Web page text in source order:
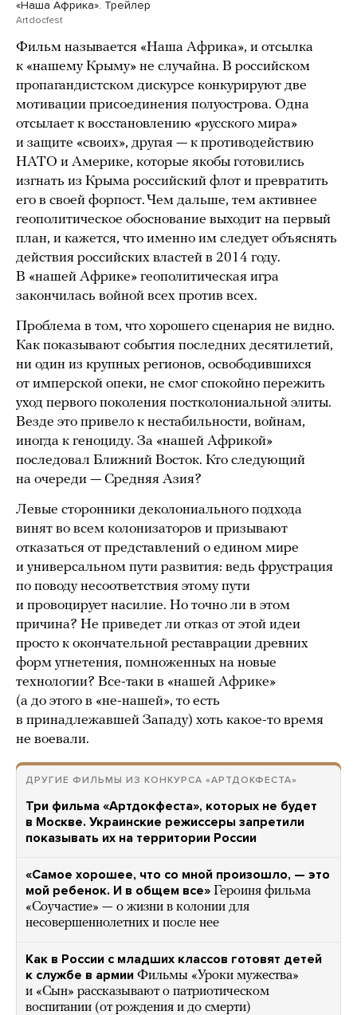
«Наша Африка». Трейлер
Artdocfest
Фильм называется «Наша Африка», и отсылка
к «нашему Крыму» не случайна. В российском
пропагандистском дискурсе конкурируют две
мотивации присоединения полуострова. Одна
отсылает к восстановлению «русского мира»
и защите «своих», другая — к противодействию
НАТО и Америке, которые якобы готовились
изгнать из Крыма российский флот и превратить
его в своей форпост. Чем дальше, тем активнее
геополитическое обоснование выходит на первый
план, и кажется, что именно им следует объяснять
действия российских властей в 2014 году.
В «нашей Африке» геополитическая игра
закончилась войной всех против всех.
Проблема в том, что хорошего сценария не видно.
Как показывают события последних десятилетий,
ни один из крупных регионов, освободившихся
от имперской опеки, не смог спокойно пережить
уход первого поколения постколониальной элиты.
Везде это привело к нестабильности, войнам,
иногда к геноциду. За «нашей Африкой»
последовал Ближний Восток. Кто следующий
на очереди — Средняя Азия?
Левые сторонники деколониального подхода
винят во всем колонизаторов и призывают
отказаться от представлений о едином мире
и универсальном пути развития: ведь фрустрация
по поводу несоответствия этому пути
и провоцирует насилие. Но точно ли в этом
причина? Не приведет ли отказ от этой идеи
просто к окончательной реставрации древних
форм угнетения, помноженных на новые
технологии? Все-таки в «нашей Африке»
(а до этого в «не-нашей», то есть
в принадлежавшей Западу) хоть какое-то время
не воевали.
ДРУГИЕ ФИЛЬМЫ ИЗ КОНКУРСА «АРТДОКФЕСТА»
Три фильма «Артдокфеста», которых не будет
в Москве. Украинские режиссеры запретили
показывать их на территории России
«Самое хорошее, что со мной произошло, — это
мой ребенок. И в общем все» Героиня фильма
«Соучастие» — о жизни в колонии для
несовершеннолетних и после нее
Как в России с младших классов готовят детей
к службе в армии Фильмы «Уроки мужества»
и «Сын» рассказывают о патриотическом
воспитании (от рождения и до смерти)